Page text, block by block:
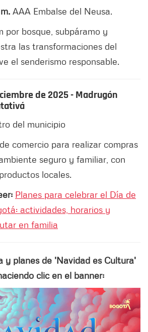
AAA Embalse del Neusa.
por bosque, subpáramo y
las transformaciones del
el senderismo responsable.
de 2025 - Madrugón
del municipio
comercio para realizar compras
seguro y familiar, con
locales.
Planes para celebrar el Día de
actividades, horarios y
en familia
y planes de 'Navidad es Cultura'
clic en el banner: